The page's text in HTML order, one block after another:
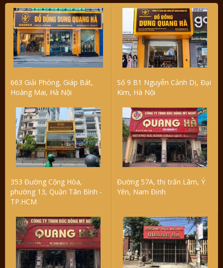
663 Giải Phóng, Giáp Bát,
Hoàng Mai, Hà Nội
Số 9 B1 Nguyễn Cảnh Dị, Đại
Kim, Hà Nội
353 Đường Cộng Hòa,
phường 13, Quận Tân Bình -
TP.HCM
Đường 57A, thị trấn Lâm, Ý
Yên, Nam Định